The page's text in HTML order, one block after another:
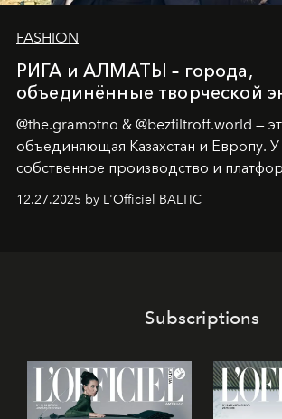
FASHION
РИГА и АЛМАТЫ – города,
объединённые творческой
@the.gramotno & @bezfiltroff.world —
объединяющая Казахстан и Европу. У
собственное производство и
предоставляющая возможности,
решения для дизайнеров и молодых
12.27.2025 by L'Officiel BALTIC
Subscriptions